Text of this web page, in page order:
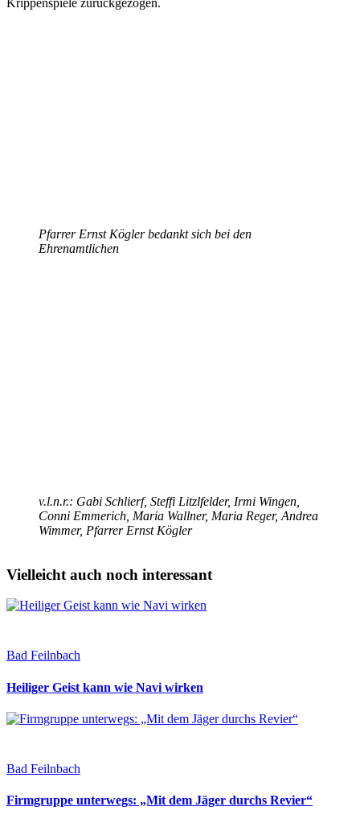
Krippenspiele zurückgezogen.
Pfarrer Ernst Kögler bedankt sich bei den
Ehrenamtlichen
v.l.n.r.: Gabi Schlierf, Steffi Litzlfelder, Irmi Wingen,
Conni Emmerich, Maria Wallner, Maria Reger, Andrea
Wimmer, Pfarrer Ernst Kögler
Vielleicht auch noch interessant
Bad Feilnbach
Heiliger Geist kann wie Navi wirken
Bad Feilnbach
Firmgruppe unterwegs: „Mit dem Jäger durchs Revier“